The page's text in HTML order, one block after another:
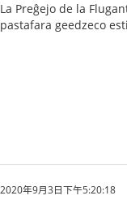
La Preĝejo de la
pastafara geedzeco
2020年9月3日下午5:20:18